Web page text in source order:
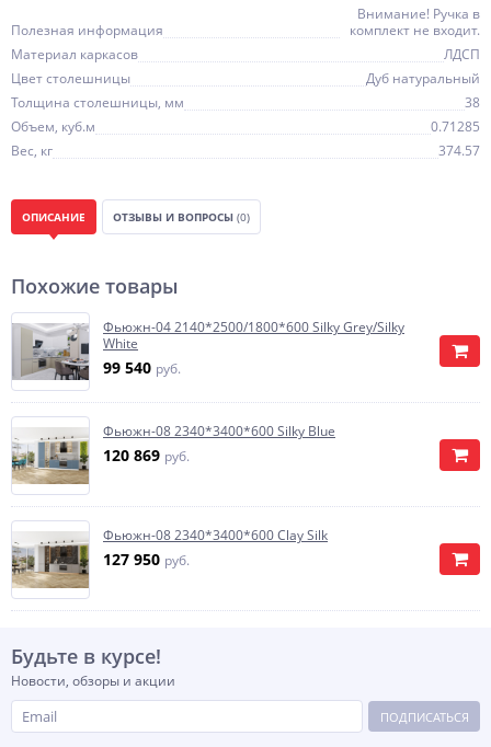
Полезная информация
Внимание! Ручка в
комплект не входит.
Материал каркасов
ЛДСП
Цвет столешницы
Дуб натуральный
Толщина столешницы, мм
38
Объем, куб.м
0.71285
Вес, кг
374.57
ОПИСАНИЕ ОТЗЫВЫ И ВОПРОСЫ (0)
Похожие товары
Фьюжн-04 2140*2500/1800*600 Silky Grey/Silky
White
99 540 руб.
Фьюжн-08 2340*3400*600 Silky Blue
120 869 руб.
Фьюжн-08 2340*3400*600 Clay Silk
127 950 руб.
Будьте в курсе!
Новости, обзоры и акции
ПОДПИСАТЬСЯ